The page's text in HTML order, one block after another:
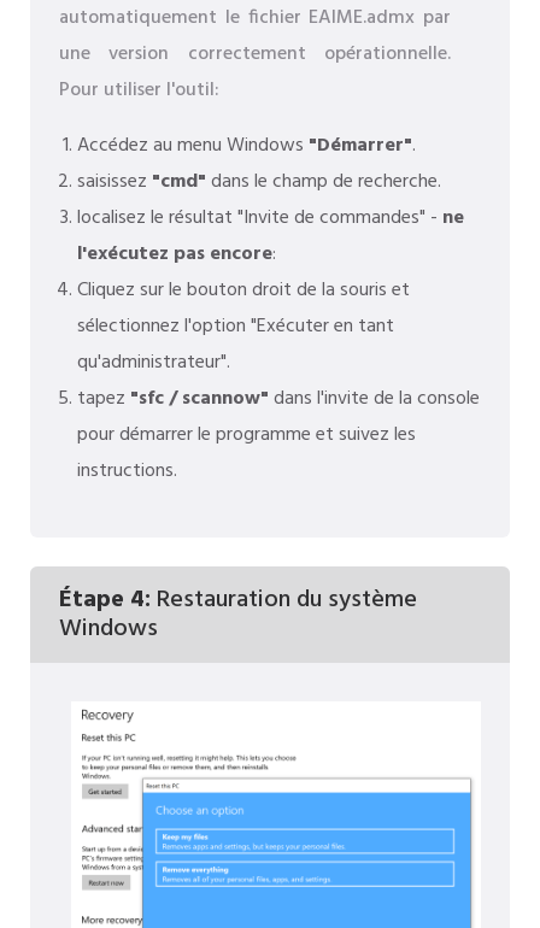
automatiquement le fichier EAIME.admx par
une version correctement opérationnelle.
Pour utiliser l'outil:
Accédez au menu Windows "Démarrer".
saisissez "cmd"dans le champ de recherche.
localisez le résultat "Invite de commandes" - ne
l'exécutez pas encore:
Cliquez sur le bouton droit de la souris et
sélectionnez l'option "Exécuter en tant
qu'administrateur".
tapez "sfc / scannow"dans l'invite de la console
pour démarrer le programme et suivez les
instructions.
Étape 4: Restauration du système
Windows